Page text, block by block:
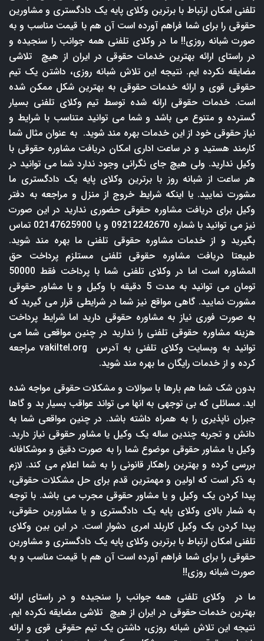
تلفنی امکان ارتباط با برترین وکلای پایه یک دادگستری و مشاورین
حقوقی را برای شما فراهم آورده است آن هم با قیمت مناسب و به
صورت شبانه روزی!! ما در وکلای تلفنی همه جوانب را سنجیده و
در راستای ارائه بهترین خدمات حقوقی در ایران از هیچ تلاشی
مضایقه نکرده ایم. نتیجه این تلاش شبانه روزی، داشتن یک تیم
حقوقی قوی و ارائه خدمات حقوقی به بهترین شکل ممکن شده
است. خدمات حقوقی ارائه شده توسط تیم وکلای تلفنی بسیار
گسترده و متنوع می باشد و شما می توانید متناسب با شرایط و
نیاز حقوقی خود از این خدمات بهره مند شوید. به عنوان مثال شما
کارمند هستید و در ساعت اداری امکان دریافت مشاوره حقوقی با
وکیل ندارید. ولی هیچ جای نگرانی وجود ندارد شما می توانید در
هر ساعت از شبانه روز با برترین وکلای پایه یک دادگستری ما
مشورت نمایید. یا اینکه شرایط خروج از منزل و مراجعه به دفتر
وکیل برای دریافت مشاوره حقوقی حضوری ندارید در این صورت
نیز می توانید با شماره 09212242670 و یا 02147625900 تماس
بگیرید و از خدمات مشاوره حقوقی تلفنی ما بهره مند شوید.
طبیعتا دریافت مشاوره حقوقی تلفنی مستلزم پرداخت حق
المشاوره است اما در وکلای تلفنی شما با پرداخت فقط 50000
تومان می توانید به مدت 5 دقیقه با وکیل و یا مشاور حقوقی
مشورت نمایید. گاهی مواقع نیز شما در شرایطی قرار می گیرید که
به صورت فوری نیاز به مشاوره حقوقی دارید اما شرایط پرداخت
هزینه مشاوره حقوقی تلفنی را ندارید در چنین مواقعی شما می
توانید به وبسایت وکلای تلفنی به آدرس
vakiltel.org مراجعه
کرده و از خدمات رایگان ما بهره مند شوید.
بدون شک شما هم بارها با سوالات و مشکلات حقوقی مواجه شده
اید. مسائلی که بی توجهی به انها می تواند عواقب بسیار بد و گاها
جبران ناپذیری را به همراه داشته باشد. در چنین مواقعی شما به
دانش و تجربه چندین ساله یک وکیل یا مشاور حقوقی نیاز دارید.
وکیل یا مشاور حقوقی موضوع شما را به صورت دقیق و موشکافانه
بررسی کرده و بهترین راهکار قانونی را به شما اعلام می کند. لازم
به ذکر است که اولین و مهمترین قدم برای حل مشکلات حقوقی،
پیدا کردن یک وکیل و یا مشاور حقوقی مجرب می باشد. با توجه
به شمار بالای وکلای پایه یک دادگستری و یا مشاورین حقوقی،
پیدا کردن یک وکیل کاربلد امری دشوار است. در این بین وکلای
تلفنی امکان ارتباط با برترین وکلای پایه یک دادگستری و مشاورین
حقوقی را برای شما فراهم آورده است آن هم با قیمت مناسب و به
صورت شبانه روزی!!
ما در وکلای تلفنی همه جوانب را سنجیده و در راستای ارائه
بهترین خدمات حقوقی در ایران از هیچ تلاشی مضایقه نکرده ایم.
نتیجه این تلاش شبانه روزی، داشتن یک تیم حقوقی قوی و ارائه